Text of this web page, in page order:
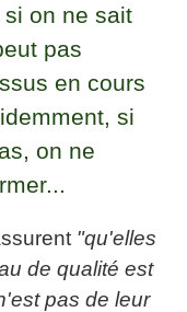
on ne sait
pas
en cours
si
on ne
"qu'elles
de qualité est
pas de leur